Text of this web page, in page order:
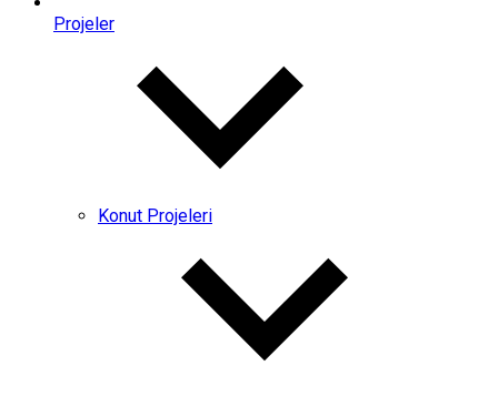
Projeler
Konut Projeleri